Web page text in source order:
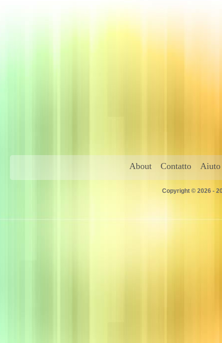
About Contatto Aiuto
Copyright © 2026 -